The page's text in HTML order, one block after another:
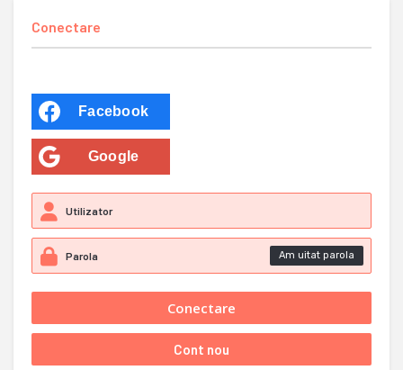
Conectare
Facebook
Google
Am uitat parola